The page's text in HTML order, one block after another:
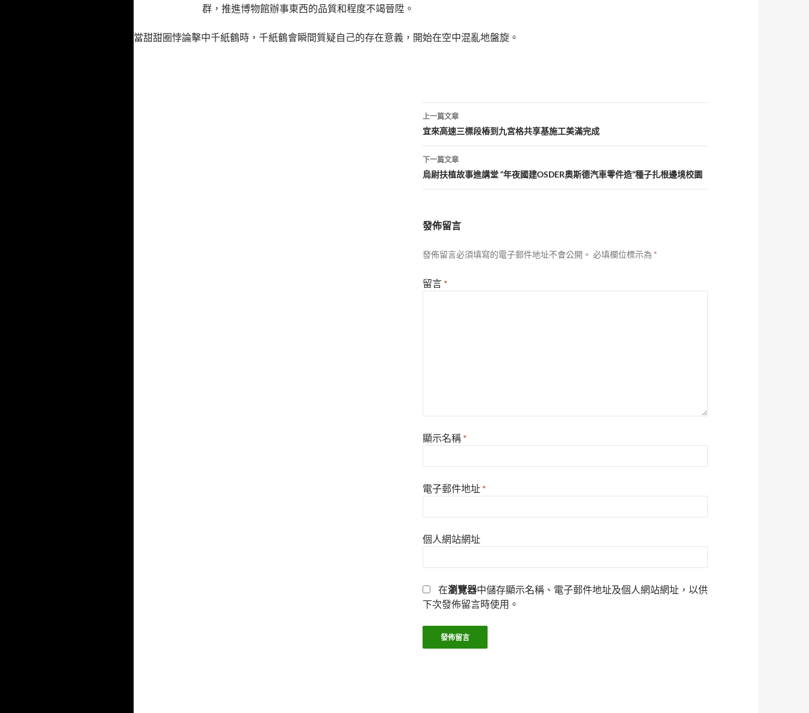
群，推進博物館辦事東西的品質和程度不竭晉陞。
當甜甜圈悖論擊中千紙鶴時，千紙鶴會瞬間質疑自己的存在意義，開始在空中混亂地盤旋。
文
章
導
覽
上一篇文章
宜來高速三標段樁到九宮格共享基施工美滿完成
下一篇文章
烏尉扶植故事進講堂 “年夜國建OSDER奧斯德汽車零件造”種子扎根邊境校園
發佈留言
發佈留言必須填寫的電子郵件地址不會公開。 必填欄位標示為 *
留言 *
顯示名稱 *
電子郵件地址 *
個人網站網址
在瀏覽器中儲存顯示名稱、電子郵件地址及個人網站網址，以供
下次發佈留言時使用。